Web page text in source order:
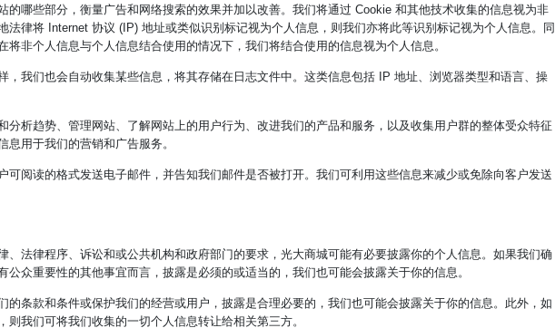
的哪些部分，衡量广告和网络搜索的效果并加以改善。我们将通过 Cookie 和其他技术收集的信息视为非
法律将 Internet 协议 (IP) 地址或类似识别标记视为个人信息，则我们亦将此等识别标记视为个人信息。同
将非个人信息与个人信息结合使用的情况下，我们将结合使用的信息视为个人信息。
，我们也会自动收集某些信息，将其存储在日志文件中。这类信息包括 IP 地址、浏览器类型和语言、操
分析趋势、管理网站、了解网站上的用户行为、改进我们的产品和服务，以及收集用户群的整体受众特征
息用于我们的营销和广告服务。
可阅读的格式发送电子邮件，并告知我们邮件是否被打开。我们可利用这些信息来减少或免除向客户发送
、法律程序、诉讼和或公共机构和政府部门的要求，光大商城可能有必要披露你的个人信息。如果我们确
公众重要性的其他事宜而言，披露是必须的或适当的，我们也可能会披露关于你的信息。
的条款和条件或保护我们的经营或用户，披露是合理必要的，我们也可能会披露关于你的信息。此外，如
则我们可将我们收集的一切个人信息转让给相关第三方。